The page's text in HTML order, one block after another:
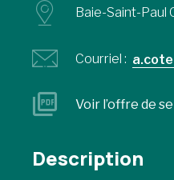
Baie-Saint-Paul
Courriel :
Voir l’offre de
Description